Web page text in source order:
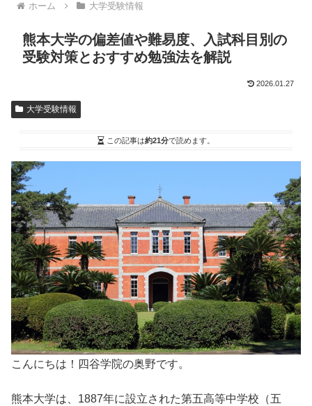
ホーム 大学受験情報
熊本大学の偏差値や難易度、入試科目別の
受験対策とおすすめ勉強法を解説
2026.01.27
大学受験情報
この記事は約21分で読めます。
こんにちは！四谷学院の奥野です。
熊本大学は、1887年に設立された第五高等中学校（五